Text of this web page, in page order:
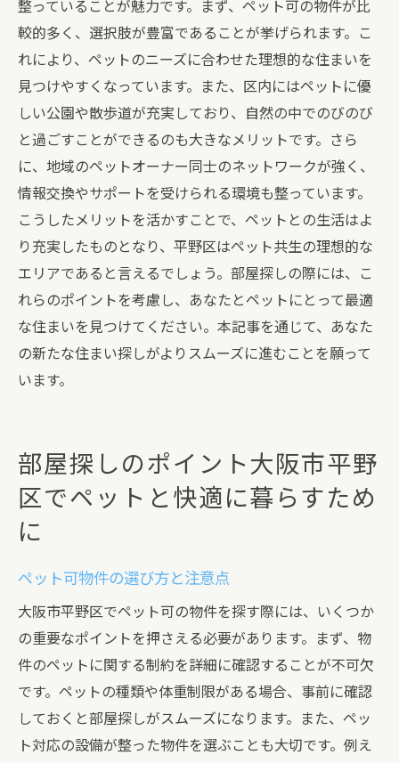
整っていることが魅力です。まず、ペット可の物件が比
較的多く、選択肢が豊富であることが挙げられます。こ
れにより、ペットのニーズに合わせた理想的な住まいを
見つけやすくなっています。また、区内にはペットに優
しい公園や散歩道が充実しており、自然の中でのびのび
と過ごすことができるのも大きなメリットです。さら
に、地域のペットオーナー同士のネットワークが強く、
情報交換やサポートを受けられる環境も整っています。
こうしたメリットを活かすことで、ペットとの生活はよ
り充実したものとなり、平野区はペット共生の理想的な
エリアであると言えるでしょう。部屋探しの際には、こ
れらのポイントを考慮し、あなたとペットにとって最適
な住まいを見つけてください。本記事を通じて、あなた
の新たな住まい探しがよりスムーズに進むことを願って
います。
部屋探しのポイント大阪市平野
区でペットと快適に暮らすため
に
ペット可物件の選び方と注意点
大阪市平野区でペット可の物件を探す際には、いくつか
の重要なポイントを押さえる必要があります。まず、物
件のペットに関する制約を詳細に確認することが不可欠
です。ペットの種類や体重制限がある場合、事前に確認
しておくと部屋探しがスムーズになります。また、ペッ
ト対応の設備が整った物件を選ぶことも大切です。例え